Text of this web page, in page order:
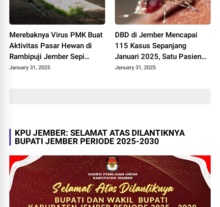
Merebaknya Virus PMK Buat
Aktivitas Pasar Hewan di
Rambipuji Jember Sepi
Pengunjung
January 31, 2025
DBD di Jember Mencapai
115 Kasus Sepanjang
Januari 2025, Satu Pasien
Meninggal
January 31, 2025
KPU JEMBER: SELAMAT ATAS DILANTIKNYA
BUPATI JEMBER PERIODE 2025-2030